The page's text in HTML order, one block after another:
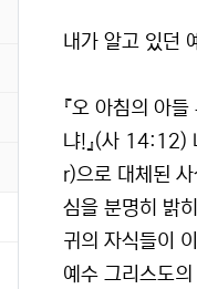
내가 알고 있던
『오 아침의 아
냐!』(사 14:12)
r)으로 대체된
심을 분명히 밝
귀의 자식들이
예수 그리스도